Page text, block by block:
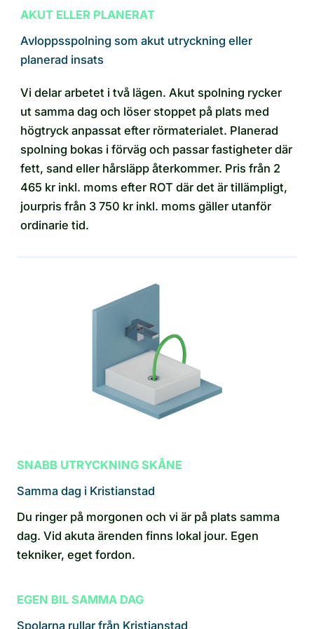
AKUT ELLER PLANERAT
Avloppsspolning som akut utryckning eller
planerad insats
Vi delar arbetet i två lägen. Akut spolning rycker
ut samma dag och löser stoppet på plats med
högtryck anpassat efter rörmaterialet. Planerad
spolning bokas i förväg och passar fastigheter där
fett, sand eller hårsläpp återkommer. Pris från 2
465 kr inkl. moms efter ROT där det är tillämpligt,
jourpris från 3 750 kr inkl. moms gäller utanför
ordinarie tid.
SNABB UTRYCKNING SKÅNE
Samma dag i Kristianstad
Du ringer på morgonen och vi är på plats samma
dag. Vid akuta ärenden finns lokal jour. Egen
tekniker, eget fordon.
EGEN BIL SAMMA DAG
Spolarna rullar från Kristianstad